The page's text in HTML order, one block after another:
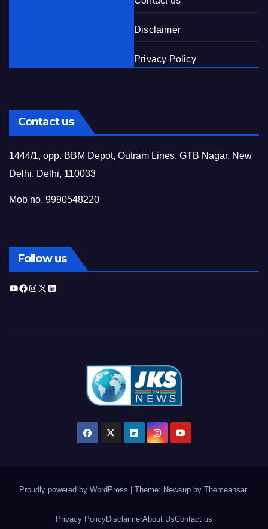
Disclaimer
Privacy Policy
Contact us
1444/1, opp. BBM Depot, Outram Lines, GTB Nagar, New
Delhi, Delhi, 110033
Mob no. 9990548220
Follow us
YouTube
Facebook
Instagram
X LinkedIn
Proudly powered by WordPress Theme: Newsup by Themeansar.
Privacy PolicyDisclaimerAbout UsContact us